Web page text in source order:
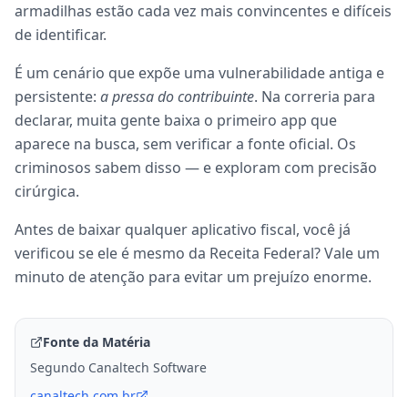
armadilhas estão cada vez mais convincentes e difíceis
de identificar.
É um cenário que expõe uma vulnerabilidade antiga e
persistente: a pressa do contribuinte. Na correria para
declarar, muita gente baixa o primeiro app que
aparece na busca, sem verificar a fonte oficial. Os
criminosos sabem disso — e exploram com precisão
cirúrgica.
Antes de baixar qualquer aplicativo fiscal, você já
verificou se ele é mesmo da Receita Federal? Vale um
minuto de atenção para evitar um prejuízo enorme.
Fonte da Matéria
Segundo Canaltech Software